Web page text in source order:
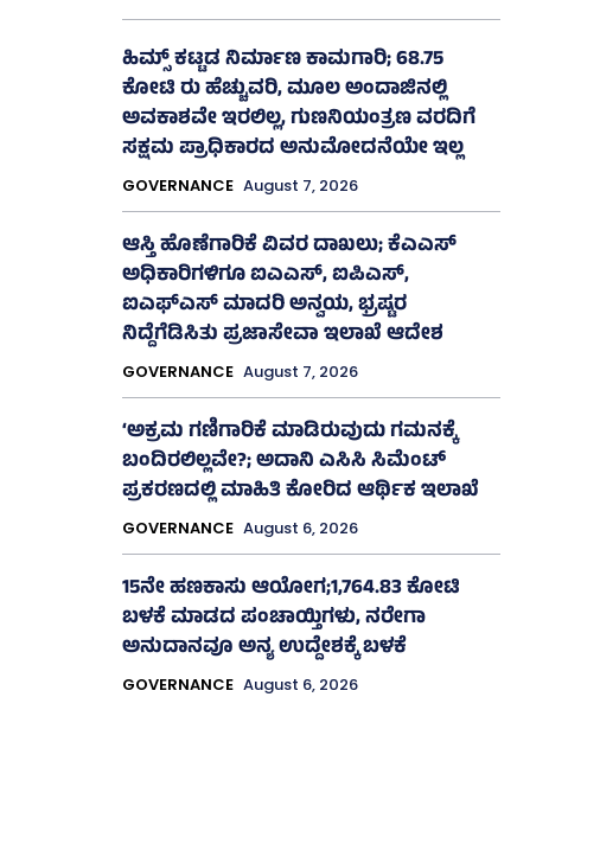
ಹಿಮ್ಸ್‌ ಕಟ್ಟಡ ನಿರ್ಮಾಣ ಕಾಮಗಾರಿ; 68.75
ಕೋಟಿ ರು ಹೆಚ್ಚುವರಿ, ಮೂಲ ಅಂದಾಜಿನಲ್ಲಿ
ಅವಕಾಶವೇ ಇರಲಿಲ್ಲ, ಗುಣನಿಯಂತ್ರಣ ವರದಿಗೆ
ಸಕ್ಷಮ ಪ್ರಾಧಿಕಾರದ ಅನುಮೋದನೆಯೇ ಇಲ್ಲ
GOVERNANCE August 7, 2026
ಆಸ್ತಿ ಹೊಣೆಗಾರಿಕೆ ವಿವರ ದಾಖಲು; ಕೆಎಎಸ್
ಅಧಿಕಾರಿಗಳಿಗೂ ಐಎಎಸ್‌, ಐಪಿಎಸ್‌,
ಐಎಫ್‌ಎಸ್‌ ಮಾದರಿ ಅನ್ವಯ, ಭ್ರಷ್ಟರ
ನಿದ್ದೆಗೆಡಿಸಿತು ಪ್ರಜಾಸೇವಾ ಇಲಾಖೆ ಆದೇಶ
GOVERNANCE August 7, 2026
‘ಅಕ್ರಮ ಗಣಿಗಾರಿಕೆ ಮಾಡಿರುವುದು ಗಮನಕ್ಕೆ
ಬಂದಿರಲಿಲ್ಲವೇ?; ಅದಾನಿ ಎಸಿಸಿ ಸಿಮೆಂಟ್
ಪ್ರಕರಣದಲ್ಲಿ ಮಾಹಿತಿ ಕೋರಿದ ಆರ್ಥಿಕ ಇಲಾಖೆ
GOVERNANCE August 6, 2026
15ನೇ ಹಣಕಾಸು ಆಯೋಗ;1,764.83 ಕೋಟಿ
ಬಳಕೆ ಮಾಡದ ಪಂಚಾಯ್ತಿಗಳು, ನರೇಗಾ
ಅನುದಾನವೂ ಅನ್ಯ ಉದ್ದೇಶಕ್ಕೆ ಬಳಕೆ
GOVERNANCE August 6, 2026